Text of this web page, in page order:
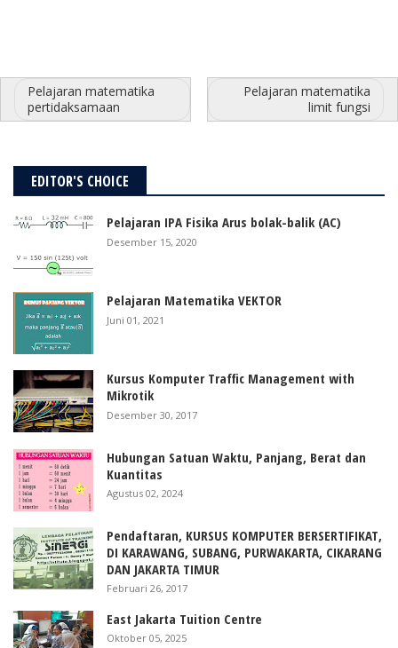
Pelajaran matematika
pertidaksamaan
Pelajaran matematika
limit fungsi
EDITOR'S CHOICE
Pelajaran IPA Fisika Arus bolak-balik (AC)
Desember 15, 2020
Pelajaran Matematika VEKTOR
Juni 01, 2021
Kursus Komputer Traffic Management with
Mikrotik
Desember 30, 2017
Hubungan Satuan Waktu, Panjang, Berat dan
Kuantitas
Agustus 02, 2024
Pendaftaran, KURSUS KOMPUTER BERSERTIFIKAT,
DI KARAWANG, SUBANG, PURWAKARTA, CIKARANG
DAN JAKARTA TIMUR
Februari 26, 2017
East Jakarta Tuition Centre
Oktober 05, 2025